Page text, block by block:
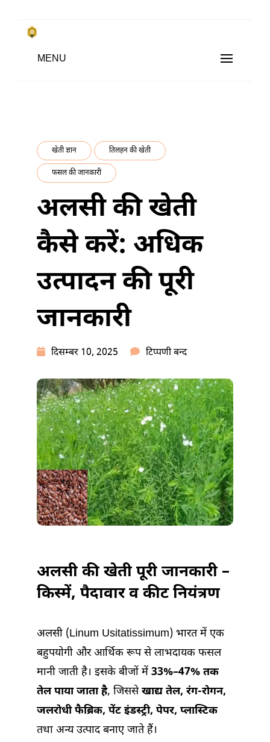
Skip
content
Subsistence Farming
किसानों के साथ, किसानों के लिए
MENU
खेती ज्ञान तिलहन की खेती
फसल की जानकारी
अलसी की खेती
कैसे करें: अधिक
उत्पादन की पूरी
जानकारी
दिसम्बर 10, 2025 टिप्पणी बन्दअलसी
खेती
कैसे
करें:
अधिक
उत्पादन
की
पूरी
जानकारी
में
अलसी की खेती पूरी जानकारी –
किस्में, पैदावार व कीट नियंत्रण
अलसी (Linum Usitatissimum) भारत में एक
बहुपयोगी और आर्थिक रूप से लाभदायक फसल
मानी जाती है। इसके बीजों में 33%–47% तक
तेल पाया जाता है, जिससेखाद्य तेल, रंग-रोगन,
जलरोधी फैब्रिक, पेंट इंडस्ट्री, पेपर, प्लास्टिक
तथा अन्य उत्पाद बनाए जाते हैं।